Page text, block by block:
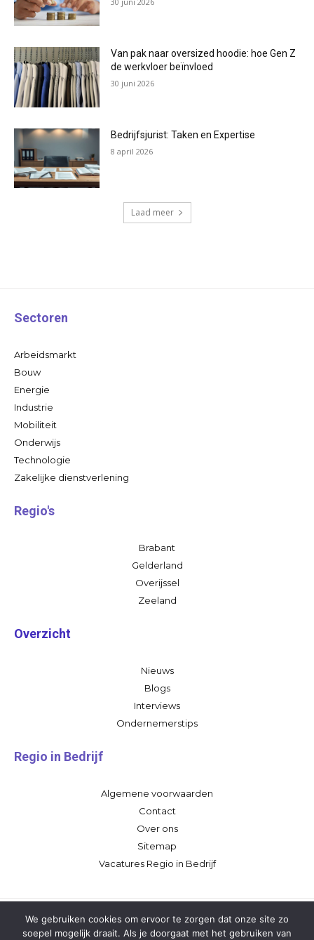
Van pak naar oversized hoodie: hoe Gen Z
de werkvloer beïnvloed
30 juni 2026
Bedrijfsjurist: Taken en Expertise
8 april 2026
Laad meer
Sectoren
Arbeidsmarkt
Bouw
Energie
Industrie
Mobiliteit
Onderwijs
Technologie
Zakelijke dienstverlening
Regio's
Brabant
Gelderland
Overijssel
Zeeland
Overzicht
Nieuws
Blogs
Interviews
Ondernemerstips
Regio in Bedrijf
Algemene voorwaarden
Contact
Over ons
Sitemap
Vacatures Regio in Bedrijf
We gebruiken cookies om ervoor te zorgen dat onze site zo
soepel mogelijk draait. Als je doorgaat met het gebruiken van